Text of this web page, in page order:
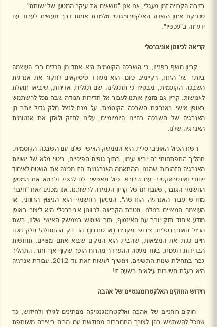
בזירה הקרויה זמן מעגלי, אנו אכן "נושאים את עיקר המטען של ישותנו".
טכניקת איזון השדה האלקטרומגנטי מלמדת אותנו דרך מעשית לעבוד עם
ידע זה ב"עכשיו".
קריאה לכיוונון אוניברסלי
קריון חשף בפנינו, כי השבכה הקוסמית היא אחד מן הכלים רבי העוצמה
ביותר של הרוח, הקיימים כיום. הוא מעודד פיסיקאים לחקור את אנרגית
השבכה הקוסמית, ומבטיח כי תתגלינה שם תגליות אדירות, שיביאו תועלת
לאנושות. קריון גם מזמין אותנו לעבור אל תדירות תנודה שבה נוכל להשתמש
באופן אישי באנרגית השבכה הקוסמית. על מנת לנצל חלק גדול יותר מן
האנרגיה של השבכה בחיינו היומיומיים, עלינו לחזק ולאזן את אנטומית
האנרגיה שלנו.
רשת הכיול האוניברסלית היא הממשק האישי שלנו עם השבכה הקוסמית.
תהליך התפתחותי זה יביא עימו, בתוך גופינו הפיסיים, ביטוי מלא של ישויות
האנרגיה הזהובות שהננו. ההתאמה האנרגטית הזו מכינה את השטח לאיחוד
ייחודי ואינטראקטיבי עם הבורא. כיול מאפשר לנו להכיל ולבטא את המטען
החשמלי הגובר, שעבודתו של קריון העמידה לרשותנו. אנו מכנים זאת "חיבור
מחדש עבור האנרגיה החדשה". המטען החשמלי הוא הניצוץ הרוחני, או
העוצמה המצויים בכולנו. מטרת הקריאה לכיוונון אוניברסלי היא ליצור באופן
מודע איחוד חזק יותר עם האינסוף, תוך שימוש בממשק האישי שלנו, רשת
הכיול האוניברסלית. צירופי מקרים (או סנכרון) הם רק ההתחלה! חלק מכם
חיים כעת את המציאות, שהבית הוא המקום שבוא אתם מצויים. תחושות
הבדידות דועכות, בעוד מעטה ההפרדה מהרוח הופך שקוף אף יותר. התהליך
גבר בתחילת שנות התשעים, וימשיך לעשות זאת עד 2012. עבודת אנרגיה
היא בעלת חשיבות עילאית בשעה זו!
חידוש החוקים האלקטרומגנטיים של אהבה
חוקים רוחניים של אהבה ואלקטרומגנטיקה ממתינים לגילוי ולחידוש, כך
שנוכל להשתמש בהן לצורך התחברות מחודשת עם הרוח ביצירה משותפת